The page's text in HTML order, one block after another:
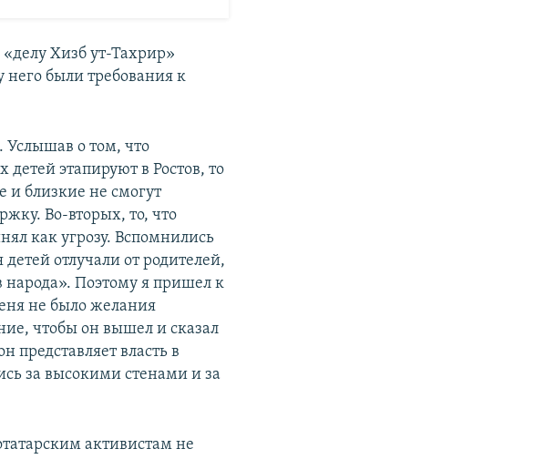
Хизб ут-Тахрир»
него были требования к
Услышав о том, что
детей этапируют в Ростов, то
и близкие не смогут
Во-вторых, то, что
как угрозу. Вспомнились
отлучали от родителей,
народа». Поэтому я пришел к
не было желания
чтобы он вышел и сказал
представляет власть в
за высокими стенами и за
активистам не